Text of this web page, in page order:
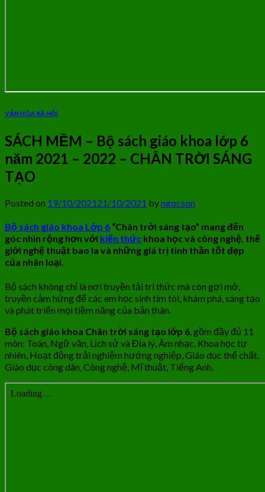
VĂN HÓA XÃ HỘI
SÁCH MỀM – Bộ sách giáo khoa lớp 6
năm 2021 – 2022 – CHÂN TRỜI SÁNG
TẠO
Posted on 19/10/202121/10/2021 byngocson
Bộ sách giáo khoa Lớp 6 “Chân trời sáng tạo” mang đến
góc nhìn rộng hơn với kiến thức khoa học và công nghệ, thế
giới nghệ thuật bao la và những giá trị tinh thần tốt đẹp
của nhân loại.
Bộ sách không chỉ là nơi truyền tải tri thức mà còn gợi mở,
truyền cảm hứng để các em học sinh tìm tòi, khám phá, sáng tạo
và phát triển mọi tiềm năng của bản thân.
Bộ sách giáo khoa Chân trời sáng tạo lớp 6, gồm đầy đủ 11
môn: Toán, Ngữ văn, Lịch sử và Địa lý, Âm nhạc, Khoa học tự
nhiên, Hoạt động trải nghiệm hướng nghiệp, Giáo dục thể chất,
Giáo dục công dân, Công nghệ, Mĩ thuật, Tiếng Anh.